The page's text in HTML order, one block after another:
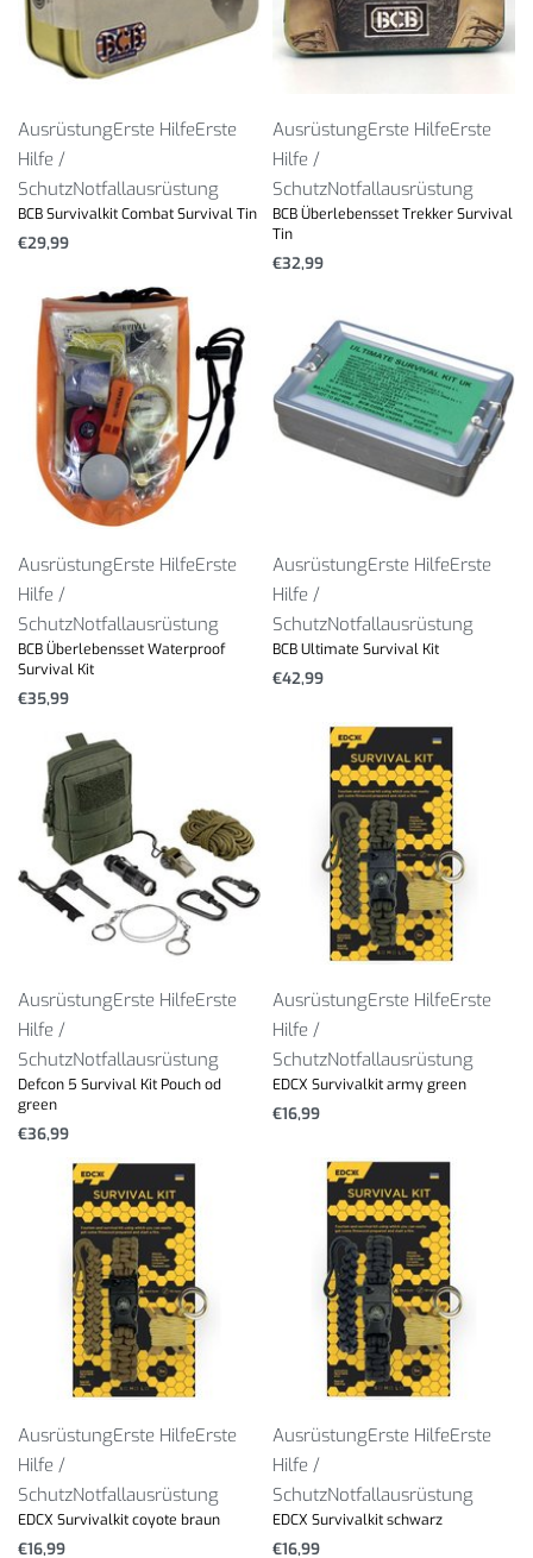
AusrüstungErste HilfeErste
Hilfe /
SchutzNotfallausrüstung
BCB Survivalkit Combat Survival Tin
€29,99
AusrüstungErste HilfeErste
Hilfe /
SchutzNotfallausrüstung
BCB Überlebensset Trekker Survival
Tin
€32,99
AusrüstungErste HilfeErste
Hilfe /
SchutzNotfallausrüstung
BCB Überlebensset Waterproof
Survival Kit
€35,99
AusrüstungErste HilfeErste
Hilfe /
SchutzNotfallausrüstung
BCB Ultimate Survival Kit
€42,99
AusrüstungErste HilfeErste
Hilfe /
SchutzNotfallausrüstung
Defcon 5 Survival Kit Pouch od
green
€36,99
AusrüstungErste HilfeErste
Hilfe /
SchutzNotfallausrüstung
EDCX Survivalkit army green
€16,99
AusrüstungErste HilfeErste
Hilfe /
SchutzNotfallausrüstung
EDCX Survivalkit coyote braun
€16,99
AusrüstungErste HilfeErste
Hilfe /
SchutzNotfallausrüstung
EDCX Survivalkit schwarz
€16,99